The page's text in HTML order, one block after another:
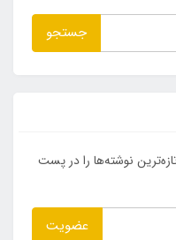
جستجو
نوشته‌ها را در پست
عضویت